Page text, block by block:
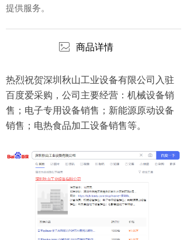
提供服务。
商品详情
热烈祝贺深圳秋山工业设备有限公司入驻
百度爱采购，公司主要经营：机械设备销
售；电子专用设备销售；新能源原动设备
销售；电热食品加工设备销售等。
ꂈ